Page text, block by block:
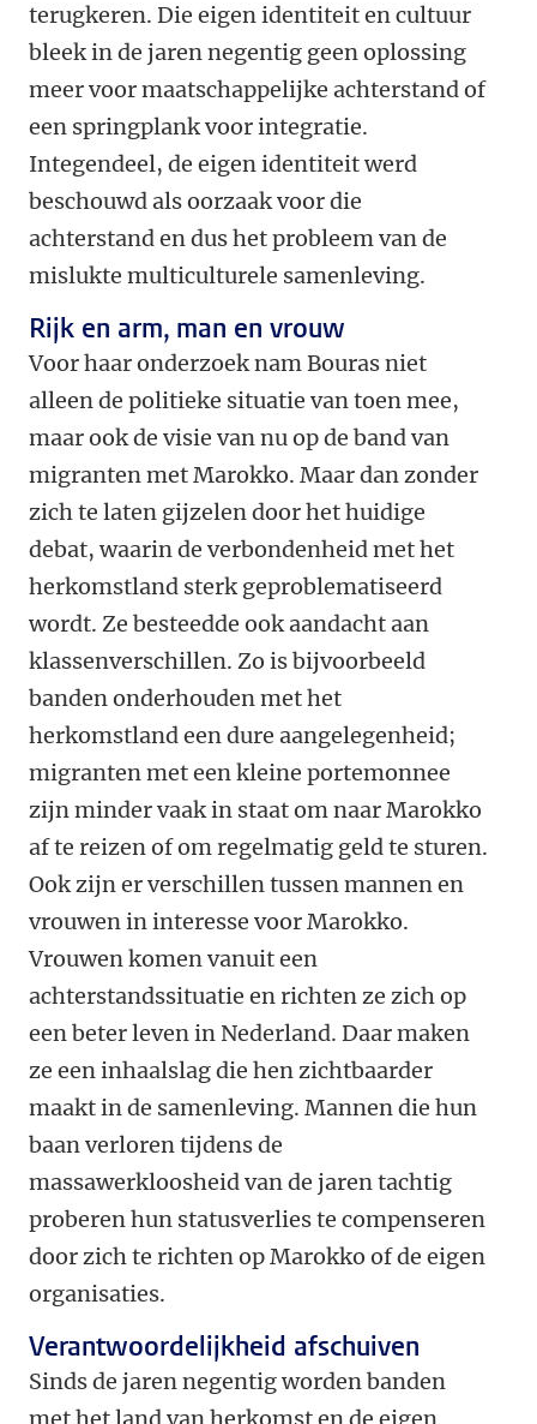
terugkeren. Die eigen identiteit en cultuur
bleek in de jaren negentig geen oplossing
meer voor maatschappelijke achterstand of
een springplank voor integratie.
Integendeel, de eigen identiteit werd
beschouwd als oorzaak voor die
achterstand en dus het probleem van de
mislukte multiculturele samenleving.
Rijk en arm, man en vrouw
Voor haar onderzoek nam Bouras niet
alleen de politieke situatie van toen mee,
maar ook de visie van nu op de band van
migranten met Marokko. Maar dan zonder
zich te laten gijzelen door het huidige
debat, waarin de verbondenheid met het
herkomstland sterk geproblematiseerd
wordt. Ze besteedde ook aandacht aan
klassenverschillen. Zo is bijvoorbeeld
banden onderhouden met het
herkomstland een dure aangelegenheid;
migranten met een kleine portemonnee
zijn minder vaak in staat om naar Marokko
af te reizen of om regelmatig geld te sturen.
Ook zijn er verschillen tussen mannen en
vrouwen in interesse voor Marokko.
Vrouwen komen vanuit een
achterstandssituatie en richten ze zich op
een beter leven in Nederland. Daar maken
ze een inhaalslag die hen zichtbaarder
maakt in de samenleving. Mannen die hun
baan verloren tijdens de
massawerkloosheid van de jaren tachtig
proberen hun statusverlies te compenseren
door zich te richten op Marokko of de eigen
organisaties.
Verantwoordelijkheid afschuiven
Sinds de jaren negentig worden banden